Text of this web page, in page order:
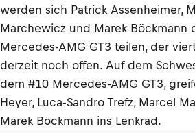
werden sich Patrick Assenheimer,
Marchewicz und Marek Böckmann
Mercedes-AMG GT3 teilen, der
derzeit noch offen. Auf dem
dem #10 Mercedes-AMG GT3,
Heyer, Luca-Sandro Trefz, Marcel
Marek Böckmann ins Lenkrad.